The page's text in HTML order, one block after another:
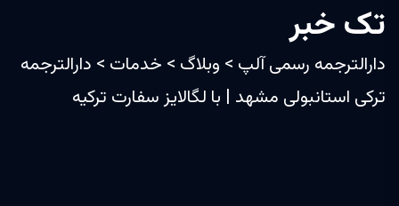
تک خبر
دارالترجمه رسمی آلپ > وبلاگ > خدمات > دارالترجمه
ترکی استانبولی مشهد | با لگالایز سفارت ترکیه